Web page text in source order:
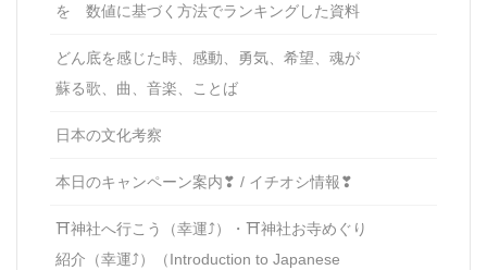
を 数値に基づく方法でランキングした資料
どん底を感じた時、感動、勇気、希望、魂が
蘇る歌、曲、音楽、ことば
日本の文化考察
本日のキャンペーン案内❣ / イチオシ情報❣
⛩神社へ行こう（幸運⤴）・⛩神社お寺めぐり
紹介（幸運⤴）（Introduction to Japanese